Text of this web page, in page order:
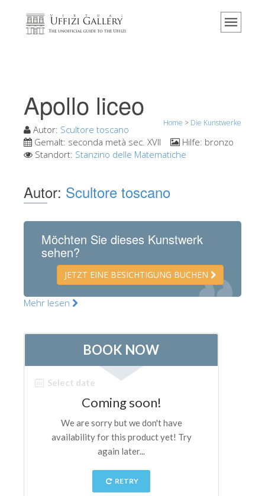
Home
Veranstaltungen & Ausstellungen
Besucher Bewertungen
Kontakt
Jetzt buchen
Die Kunstwerke
Die Künstler
Neuen Säle
Palatina Galerie
Medici Kapelle
San Marco Museum
Archäologisches Museum
Opificio delle Pietre Dure
Museo Galileo
Apollo liceo
Home > Die Kunstwerke
Autor: Scultore toscano
Gemalt: seconda metà sec. XVII Hilfe: bronzo
Standort: Stanzino delle Matematiche
Autor: Scultore toscano
Möchten Sie dieses Kunstwerk
sehen?
JETZT EINE BESICHTIGUNG BUCHEN
Mehr lesen